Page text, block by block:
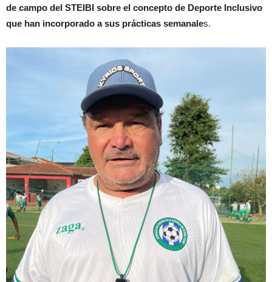
de campo del STEIBI sobre el concepto de Deporte Inclusivo
que han incorporado a sus prácticas semanales.